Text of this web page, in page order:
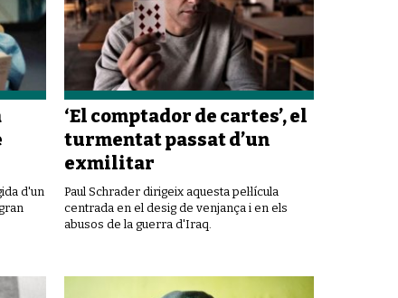
d'un
‘El comptador de cartes’, el
turmentat passat d’un
exmilitar
Paul Schrader dirigeix aquesta pel·lícula
centrada en el desig de venjança i en els
abusos de la guerra d'Iraq.